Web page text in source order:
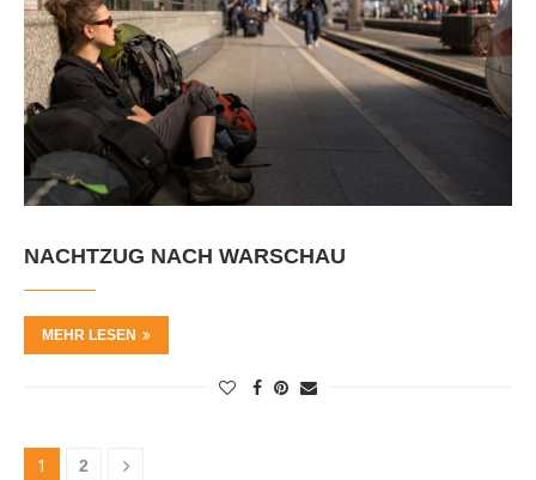
NACHTZUG NACH WARSCHAU
MEHR LESEN
1 2